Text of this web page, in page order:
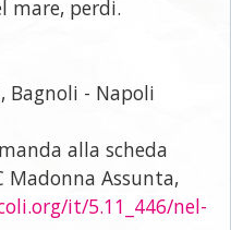
mare, perdi.
Bagnoli - Napoli
alla scheda
Madonna Assunta,
it/5.11_446/nel-